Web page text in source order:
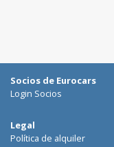
Galati
Suceava
Focsani
Targoviste
Socios de Eurocars
Login Socios
Legal
Política de alquiler